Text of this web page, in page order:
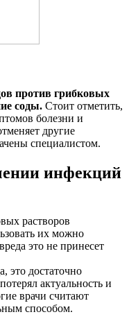
против грибковых
соды. Стоит отметить,
болезни и
другие
специалистом.
инфекций
растворов
их можно
это не принесет
это достаточно
актуальность и
врачи считают
способом.